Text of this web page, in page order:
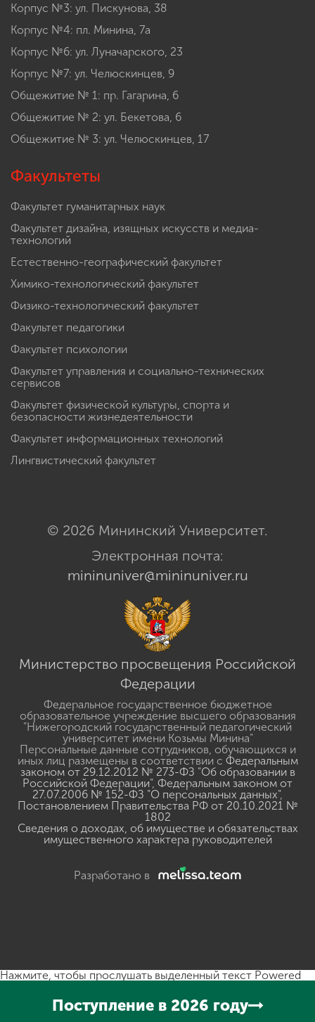
Корпус №3: ул. Пискунова, 38
Корпус №4: пл. Минина, 7а
Корпус №6: ул. Луначарского, 23
Корпус №7: ул. Челюскинцев, 9
Общежитие № 1: пр. Гагарина, 6
Общежитие № 2: ул. Бекетова, 6
Общежитие № 3: ул. Челюскинцев, 17
Факультеты
Факультет гуманитарных наук
Факультет дизайна, изящных искусств и медиа-
технологий
Естественно-географический факультет
Химико-технологический факультет
Физико-технологический факультет
Факультет педагогики
Факультет психологии
Факультет управления и социально-технических
сервисов
Факультет физической культуры, спорта и
безопасности жизнедеятельности
Факультет информационных технологий
Лингвистический факультет
© 2026 Мининский Университет.
Электронная почта:
mininuniver@mininuniver.ru
Министерство просвещения Российской
Федерации
Федеральное государственное бюджетное
образовательное учреждение высшего образования
"Нижегородский государственный педагогический
университет имени Козьмы Минина"
Персональные данные сотрудников, обучающихся и
иных лиц размещены в соответствии с Федеральным
законом от 29.12.2012 № 273-ФЗ "Об образовании в
Российской Федерации", Федеральным законом от
27.07.2006 № 152-ФЗ "О персональных данных",
Постановлением Правительства РФ от 20.10.2021 №
1802
Сведения о доходах, об имуществе и обязательствах
имущественного характера руководителей
Разработано в
Поступление в 2026 году
Нажмите, чтобы прослушать выделенный текст Powered